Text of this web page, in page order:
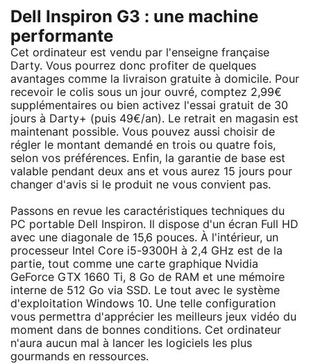
Dell Inspiron G3 : une machine
performante
Cet ordinateur est vendu par l'enseigne française
Darty. Vous pourrez donc profiter de quelques
avantages comme la livraison gratuite à domicile. Pour
recevoir le colis sous un jour ouvré, comptez 2,99€
supplémentaires ou bien activez l'essai gratuit de 30
jours à Darty+ (puis 49€/an). Le retrait en magasin est
maintenant possible. Vous pouvez aussi choisir de
régler le montant demandé en trois ou quatre fois,
selon vos préférences. Enfin, la garantie de base est
valable pendant deux ans et vous aurez 15 jours pour
changer d'avis si le produit ne vous convient pas.
Passons en revue les caractéristiques techniques du
PC portable Dell Inspiron. Il dispose d'un écran Full HD
avec une diagonale de 15,6 pouces. À l'intérieur, un
processeur Intel Core i5-9300H à 2,4 GHz est de la
partie, tout comme une carte graphique Nvidia
GeForce GTX 1660 Ti, 8 Go de RAM et une mémoire
interne de 512 Go via SSD. Le tout avec le système
d'exploitation Windows 10. Une telle configuration
vous permettra d'apprécier les meilleurs jeux vidéo du
moment dans de bonnes conditions. Cet ordinateur
n'aura aucun mal à lancer les logiciels les plus
gourmands en ressources.